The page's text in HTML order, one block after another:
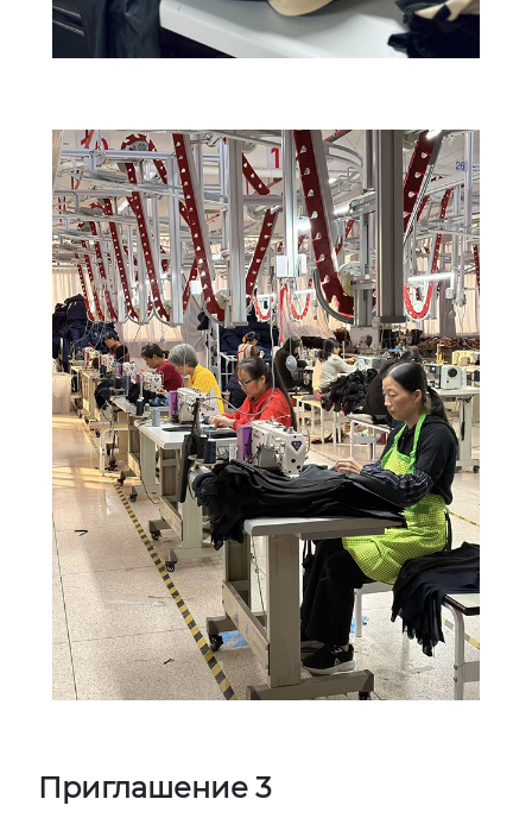
Приглашение 3